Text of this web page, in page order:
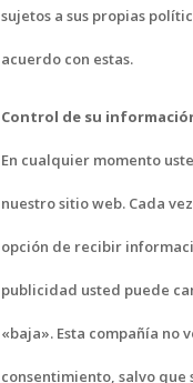
sujetos a sus propias
acuerdo con estas.
Control de su
En cualquier momento
nuestro sitio web. Cada
opción de recibir
publicidad usted puede
«baja». Esta compañía
consentimiento, salvo que